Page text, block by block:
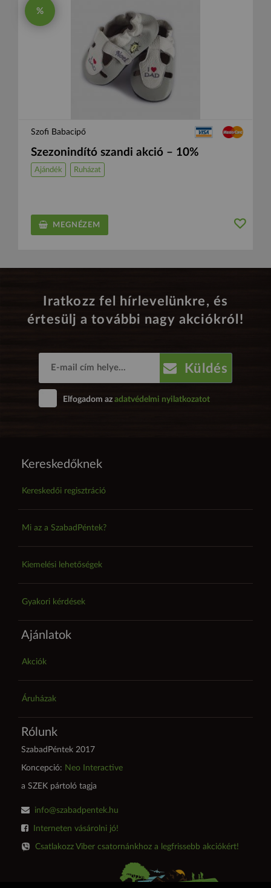
%
Szofi Babacipő
Szezonindító szandi akció – 10%
Ajándék Ruházat
MEGNÉZEM
Iratkozz fel hírlevelünkre, és
értesülj a további nagy akciókról!
Küldés
Elfogadom az adatvédelmi nyilatkozatot
Kereskedőknek
Kereskedői regisztráció
Mi az a SzabadPéntek?
Kiemelési lehetőségek
Gyakori kérdések
Ajánlatok
Akciók
Áruházak
Rólunk
SzabadPéntek 2017
Koncepció: Neo Interactive
a SZEK pártoló tagja
info@szabadpentek.hu
Interneten vásárolni jó!
Csatlakozz Viber csatornánkhoz a legfrissebb akciókért!